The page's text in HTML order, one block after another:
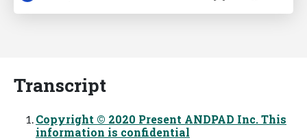
Transcript
Copyright © 2020 Present ANDPAD Inc. This
information is confidential